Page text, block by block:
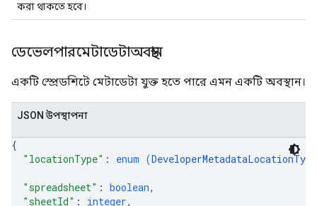
করা থাকতে হবে।
ডেভেলপারমেটাডেটাঅবস্থান
একটি স্প্রেডশিটে মেটাডেটা যুক্ত হতে পারে এমন একটি অবস্থান।
JSON উপস্থাপনা
{
"locationType" : enum (DeveloperMetadataLocationType
"spreadsheet" : boolean,
"sheetId" : integer,